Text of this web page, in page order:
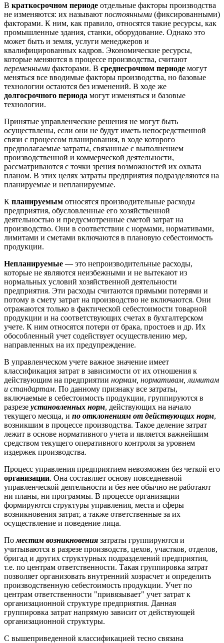
В краткосрочном периоде отдельные факторы производства
не изменяются: их называют постоянными (фиксированными)
факторами. К ним, как правило, относятся такие ресурсы, как
промышленные здания, станки, оборудование. Однако это
может быть и земля, услуги менеджеров и
квалифицированных кадров. Экономические ресурсы,
которые меняются в процессе производства, считают
переменными факторами. В среднесрочном периоде могут
меняться все вводимые факторы производства, но базовые
технологии остаются без изменений. В ходе же
долгосрочного периода могут изменяться и базовые
технологии.
Принятые управленческие решения не могут быть
осуществлены, если они не будут иметь непосредственной
связи с процессом планирования, в ходе которого
предполагаемые затраты, связанные с выполнением
производственной и коммерческой деятельности,
рассматриваются с точки зрения возможностей их охвата
планом. В этих целях затраты предприятия подразделяются на
планируемые и непланируемые.
К планируемым относятся производительные расходы
предприятия, обусловленные его хозяйственной
деятельностью и предусмотренные сметой затрат на
производство. Они в соответствии с нормами, нормативами,
лимитами и сметами включаются в плановую себестоимость
продукции.
Непланируемые — это непроизводительные расходы,
которые не являются неизбежными и не вытекают из
нормальных условий хозяйственной деятельности
предприятия. Эти расходы считаются прямыми потерями и
потому в смету затрат на производство не включаются. Они
отражаются только в фактической себестоимости товарной
продукции и на соответствующих счетах в бухгалтерском
учете. К ним относятся потери от брака, простоев и др. Их
обособленный учет содействует осуществлению мер,
направленных на их предупреждение.
В управленческом учете важное значение имеет
классификация затрат в зависимости от их отношения к
действующим на предприятии нормам, нормативам, лимитам
и стандартам. По данному признаку все затраты,
включаемые в себестоимость продукции, группируются в
разрезе установленных норм, действующих на начало
текущего месяца, и по отклонениям от действующих норм,
возникшим в процессе производства. Такое деление затрат
лежит в основе нормативного учета и является важнейшим
средством текущего оперативного контроля за уровнем
издержек производства.
Процесс управления предприятием невозможен без четкой его
организации. Она составляет основу повседневной
управленческой деятельности и без нее обычно не работают
ни планы, ни программы. В процессе организации
формируются структуры управления, места и сферы
возникновения затрат, а также ответственные за их
осуществление и поведение лица.
Поместам возникновения затраты группируются и
учитываются в разрезе производств, цехов, участков, отделов,
бригад и других структурных подразделений предприятия,
т.е. по центрам ответственности. Такая группировка затрат
позволяет организовать внутренний хозрасчет и определить
производственную себестоимость продукции. Учет по
центрам ответственности "привязывает" учет затрат к
организационной структуре предприятия. Данная
группировка затрат напрямую зависит от действующей
организационной структуры.
С вышеприведенной классификацией тесно связана